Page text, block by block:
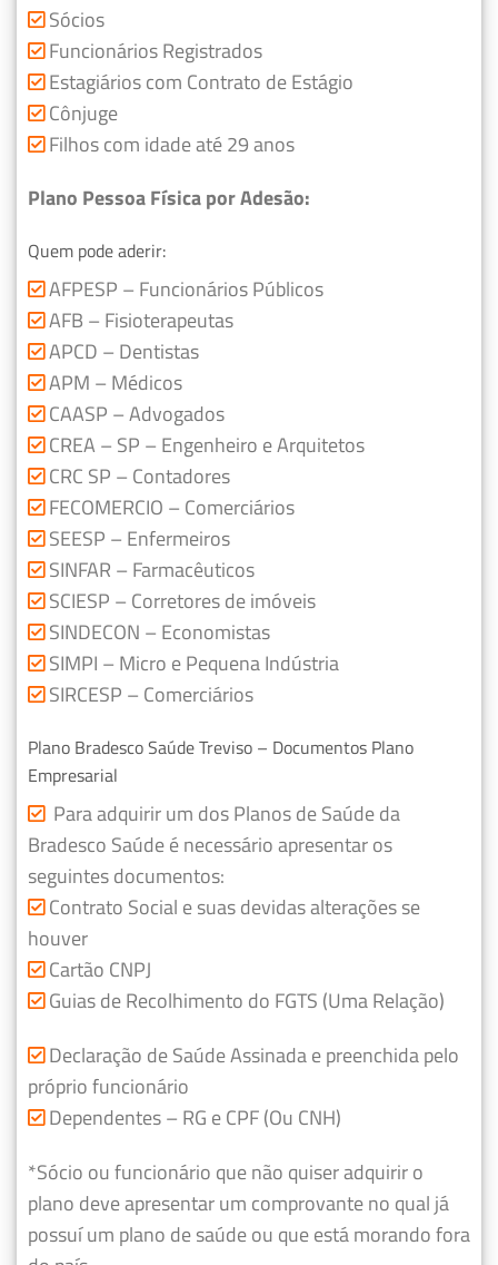
Sócios
Funcionários Registrados
Estagiários com Contrato de Estágio
Cônjuge
Filhos com idade até 29 anos
Plano Pessoa Física por Adesão:
Quem pode aderir:
AFPESP – Funcionários Públicos
AFB – Fisioterapeutas
APCD – Dentistas
APM – Médicos
CAASP – Advogados
CREA – SP – Engenheiro e Arquitetos
CRC SP – Contadores
FECOMERCIO – Comerciários
SEESP – Enfermeiros
SINFAR – Farmacêuticos
SCIESP – Corretores de imóveis
SINDECON – Economistas
SIMPI – Micro e Pequena Indústria
SIRCESP – Comerciários
Plano Bradesco Saúde Treviso – Documentos Plano
Empresarial
Para adquirir um dos Planos de Saúde da
Bradesco Saúde é necessário apresentar os
seguintes documentos:
Contrato Social e suas devidas alterações se
houver
Cartão CNPJ
Guias de Recolhimento do FGTS (Uma Relação)
Declaração de Saúde Assinada e preenchida pelo
próprio funcionário
Dependentes – RG e CPF (Ou CNH)
*Sócio ou funcionário que não quiser adquirir o
plano deve apresentar um comprovante no qual já
possuí um plano de saúde ou que está morando fora